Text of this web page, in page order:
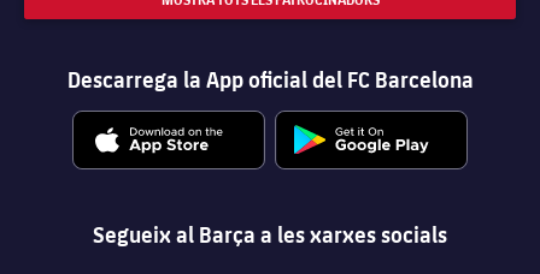
Descarrega la App oficial del FC Barcelona
Segueix al Barça a les xarxes socials